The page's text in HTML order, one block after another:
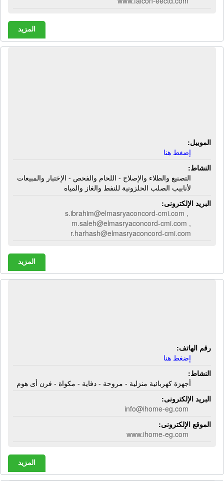
المزيد
الموبيل:
إضغط هنا
النشاط:
التصنيع والطلاء والإصلاح - اللحام والفحص - الإختبار والمبيعات
لأنابيب الصلب الحلزونية للنفط والغاز والمياه
البريد الإلكترونى:
s.ibrahim@elmasryaconcord-cmi.com ,
m.saleh@elmasryaconcord-cmi.com ,
r.harhash@elmasryaconcord-cmi.com
المزيد
رقم الهاتف:
إضغط هنا
النشاط:
أجهزة كهربائية منزلية - مروحة - دفاية - مكواة - فرن أى هوم
البريد الإلكترونى:
info@ihome-eg.com
الموقع الإلكترونى:
www.ihome-eg.com
المزيد